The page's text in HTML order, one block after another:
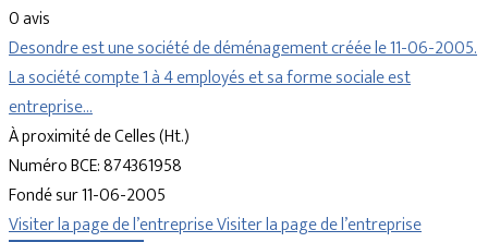
0 avis
Desondre est une société de déménagement créée le 11-06-2005.
La société compte 1 à 4 employés et sa forme sociale est
entreprise…
À proximité de Celles (Ht.)
Numéro BCE: 874361958
Fondé sur 11-06-2005
Visiter la page de l’entrepriseVisiter la page de l’entreprise